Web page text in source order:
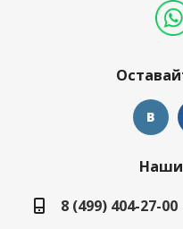
Наши
8 (499) 404-27-00